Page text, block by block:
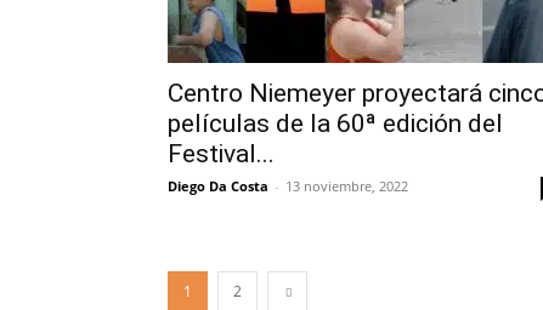
Centro Niemeyer proyectará
películas de la 60ª edición del
Festival...
Diego Da Costa - 13 noviembre, 2022
1 2